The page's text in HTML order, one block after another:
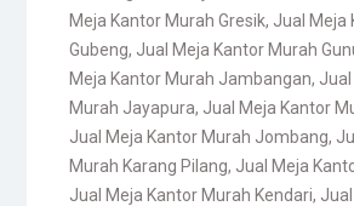
Meja Kantor Murah Gresik, Jual Meja
Gubeng, Jual Meja Kantor Murah
Meja Kantor Murah Jambangan,
Murah Jayapura, Jual Meja Kantor
Jual Meja Kantor Murah Jombang,
Murah Karang Pilang, Jual Meja
Jual Meja Kantor Murah Kendari,